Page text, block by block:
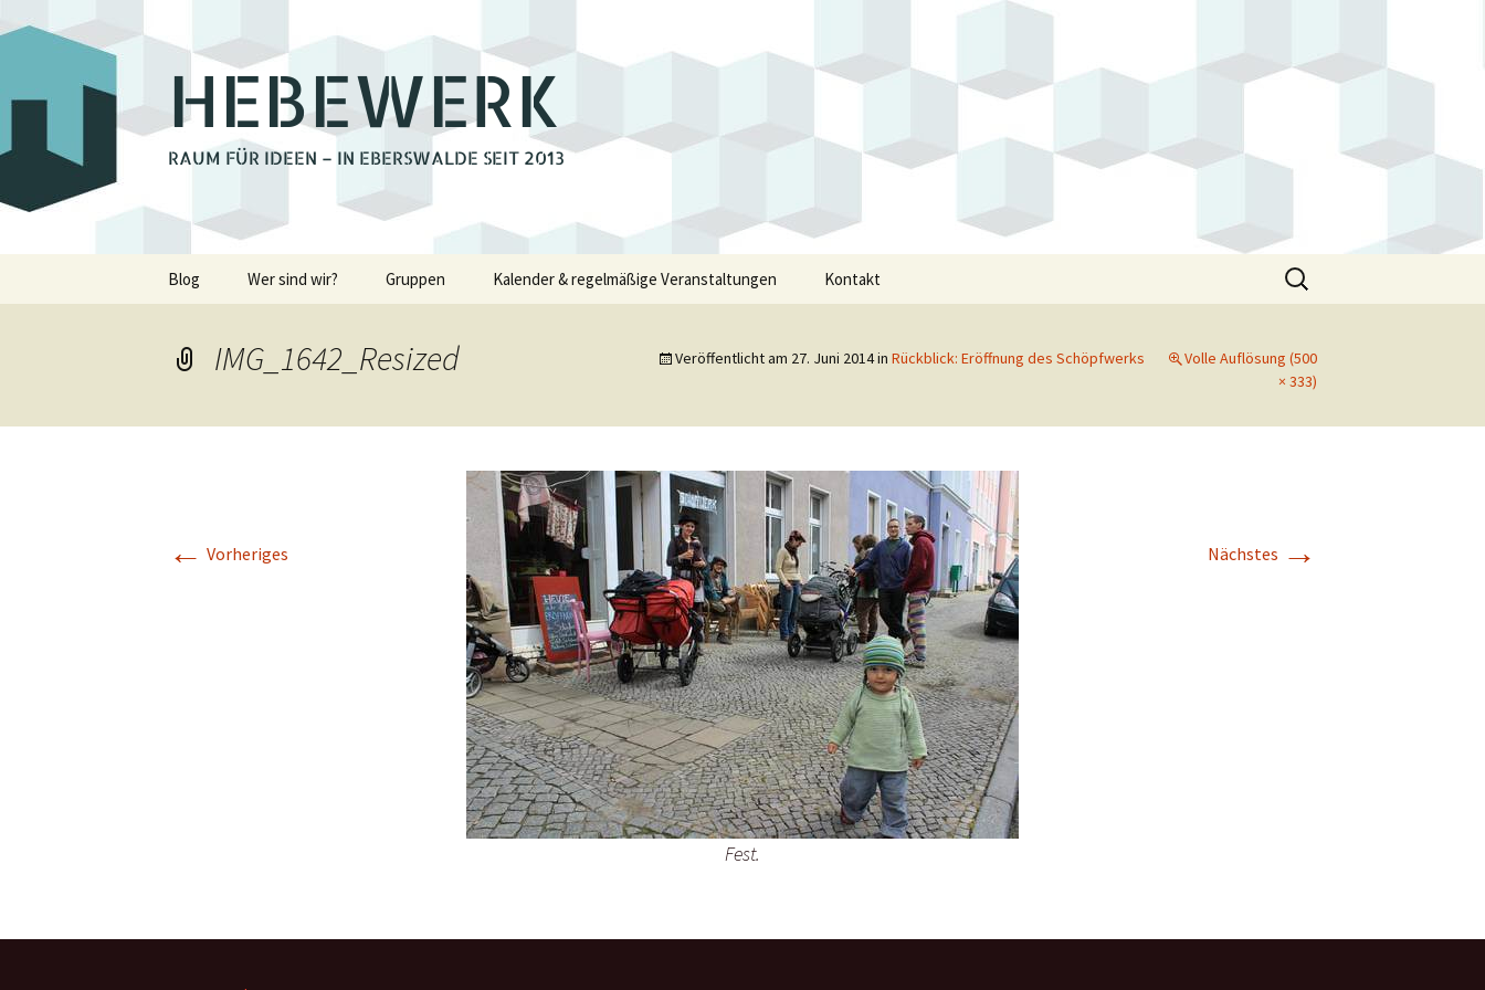
HEBEWERK
RAUM FÜR IDEEN – IN EBERSWALDE SEIT 2013
Inhalt
Blog Wer sind wir? Gruppen
Holzwerkstatt
Lastenrad Eberswalde
Makerspace
Nähstübchen
Die Strick- und
Häkelmädels
(Mittwochsgruppe)
Strickmädels
(Donnerstags 10 uhr
Stricken für jung und alt
Kalender & regelmäßige Veranstaltungen Kontakt
Suchen
nach:
IMG_1642_Resized Veröffentlicht am 27. Juni 2014in Rückblick: Eröffnung des Schöpfwerks
Volle Auflösung (500
× 333)
← Vorheriges Nächstes →
Fest.